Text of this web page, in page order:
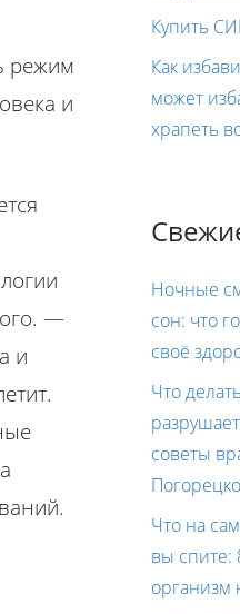
режим
и
—
и
Купить
Как
может
храпеть
Ночные
сон: что
своё
Что
советы
Что на
вы спите:
организм